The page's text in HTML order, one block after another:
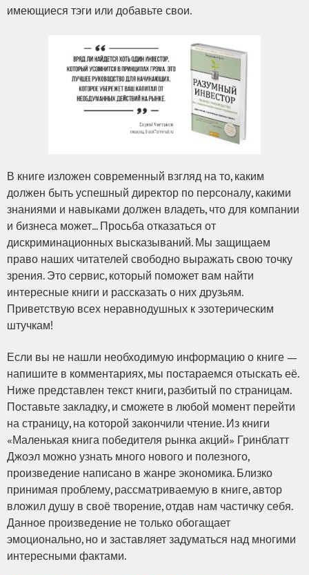
имеющиеся тэги или добавьте свои.
В книге изложен современный взгляд на то, каким
должен быть успешный директор по персоналу, какими
знаниями и навыками должен владеть, что для компании
и бизнеса может… Просьба отказаться от
дискриминационных высказываний. Мы защищаем
право наших читателей свободно выражать свою точку
зрения. Это сервис, который поможет вам найти
интересные книги и рассказать о них друзьям.
Приветствую всех неравнодушных к эзотерическим
штучкам!
Если вы не нашли необходимую информацию о книге —
напишите в комментариях, мы постараемся отыскать её.
Ниже представлен текст книги, разбитый по страницам.
Поставьте закладку, и сможете в любой момент перейти
на страницу, на которой закончили чтение. Из книги
«Маленькая книга победителя рынка акций» Гринблатт
Джоэл можно узнать много нового и полезного,
произведение написано в жанре экономика. Близко
принимая проблему, рассматриваемую в книге, автор
вложил душу в своё творение, отдав нам частичку себя.
Данное произведение не только обогащает
эмоционально, но и заставляет задуматься над многими
интересными фактами.